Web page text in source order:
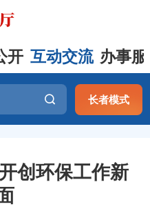
开 互动交流 办事
长者模式
创环保工作新